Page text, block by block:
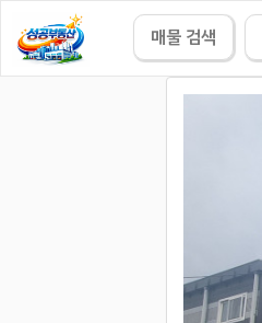
매물 검색